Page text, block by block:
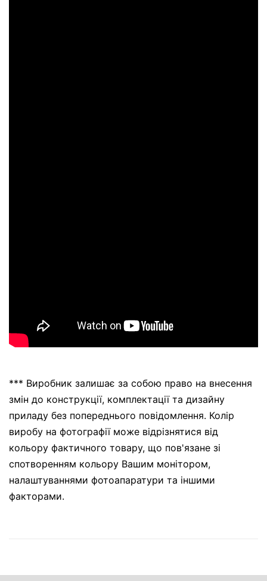
*** Виробник залишає за собою право на внесення
змін до конструкції, комплектації та дизайну
приладу без попереднього повідомлення. Колір
виробу на фотографії може відрізнятися від
кольору фактичного товару, що пов'язане зі
спотворенням кольору Вашим монітором,
налаштуваннями фотоапаратури та іншими
факторами.